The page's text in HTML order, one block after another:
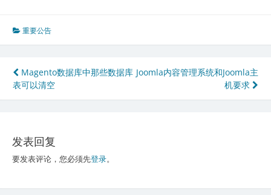
重要公告
文
章
航
Magento数据库中那些数据库
表可以清空
Joomla内容管理系统和Joomla主
机要求
发表回复
要发表评论，您必须先登录。